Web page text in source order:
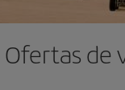
Ofertas de